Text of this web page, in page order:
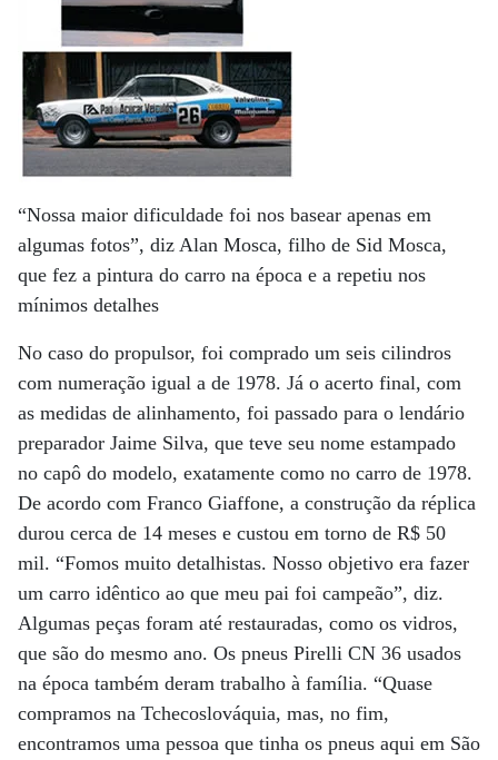
“Nossa maior dificuldade foi nos basear apenas em
algumas fotos”, diz Alan Mosca, filho de Sid Mosca,
que fez a pintura do carro na época e a repetiu nos
mínimos detalhes
No caso do propulsor, foi comprado um seis cilindros
com numeração igual a de 1978. Já o acerto final, com
as medidas de alinhamento, foi passado para o lendário
preparador Jaime Silva, que teve seu nome estampado
no capô do modelo, exatamente como no carro de 1978.
De acordo com Franco Giaffone, a construção da réplica
durou cerca de 14 meses e custou em torno de R$ 50
mil. “Fomos muito detalhistas. Nosso objetivo era fazer
um carro idêntico ao que meu pai foi campeão”, diz.
Algumas peças foram até restauradas, como os vidros,
que são do mesmo ano. Os pneus Pirelli CN 36 usados
na época também deram trabalho à família. “Quase
compramos na Tchecoslováquia, mas, no fim,
encontramos uma pessoa que tinha os pneus aqui em São